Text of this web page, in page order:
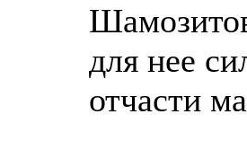
для нее
отчасти